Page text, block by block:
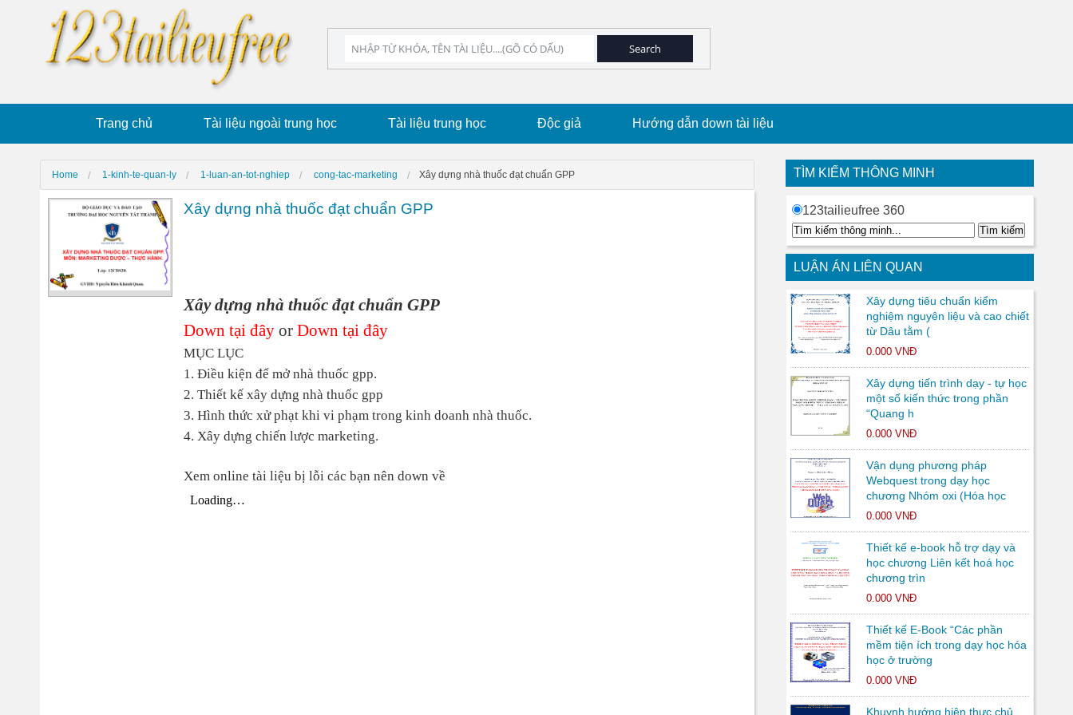
Trang chủ Tài liệu ngoài trung học Tài liệu trung học Độc giả Hướng dẫn down tài liệu
Home 1-kinh-te-quan-ly 1-luan-an-tot-nghiep cong-tac-marketing Xây dựng nhà thuốc đạt chuẩn GPP
Xây dựng nhà thuốc đạt chuẩn GPP
Xây dựng nhà thuốc đạt chuẩn GPP
Down tại đâyor Down tại đây
MỤC LỤC
1. Điều kiện để mở nhà thuốc gpp.
2. Thiết kế xây dựng nhà thuốc gpp
3. Hình thức xử phạt khi vi phạm trong kinh doanh nhà thuốc.
4. Xây dựng chiến lược marketing.
Xem online tài liệu bị lỗi các bạn nên down về
TÌM KIẾM THÔNG MINH
123tailieufree 360
LUẬN ÁN LIÊN QUAN
Xây dựng tiêu chuẩn kiểm
nghiệm nguyên liệu và cao chiết
từ Dâu tằm (
0.000 VNĐ
Xây dựng tiến trình dạy - tự học
một số kiến thức trong phần
“Quang h
0.000 VNĐ
Vận dụng phương pháp
Webquest trong dạy học
chương Nhóm oxi (Hóa học
0.000 VNĐ
Thiết kế e-book hỗ trợ dạy và
học chương Liên kết hoá học
chương trìn
0.000 VNĐ
Thiết kế E-Book “Các phần
mềm tiện ích trong dạy học hóa
học ở trường
0.000 VNĐ
Khuynh hướng hiện thực chủ